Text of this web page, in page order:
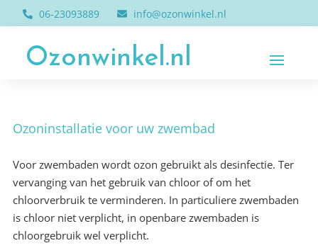
06-23093889 info@ozonwinkel.nl
Ozonwinkel.nl
Ozoninstallatie voor uw zwembad
Voor zwembaden wordt ozon gebruikt als desinfectie. Ter
vervanging van het gebruik van chloor of om het
chloorverbruik te verminderen. In particuliere zwembaden
is chloor niet verplicht, in openbare zwembaden is
chloorgebruik wel verplicht.